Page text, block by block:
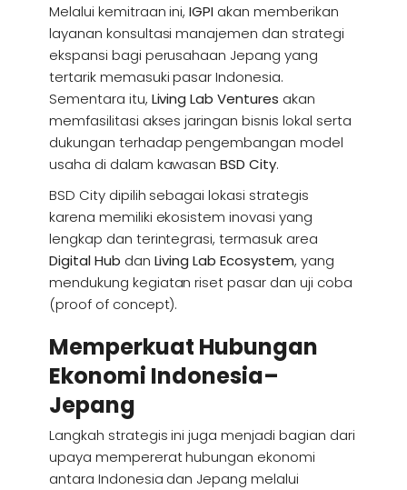
Melalui kemitraan ini,IGPI akan memberikan
layanan konsultasi manajemen dan strategi
ekspansi bagi perusahaan Jepang yang
tertarik memasuki pasar Indonesia.
Sementara itu, Living Lab Ventures akan
memfasilitasi akses jaringan bisnis lokal serta
dukungan terhadap pengembangan model
usaha di dalam kawasanBSD City.
BSD City dipilih sebagai lokasi strategis
karena memiliki ekosistem inovasi yang
lengkap dan terintegrasi, termasuk area
Digital Hub dan Living Lab Ecosystem, yang
mendukung kegiatan riset pasar dan uji coba
(proof of concept).
Memperkuat Hubungan
Ekonomi Indonesia–
Jepang
Langkah strategis ini juga menjadi bagian dari
upaya mempererat hubungan ekonomi
antara Indonesia dan Jepang melalui